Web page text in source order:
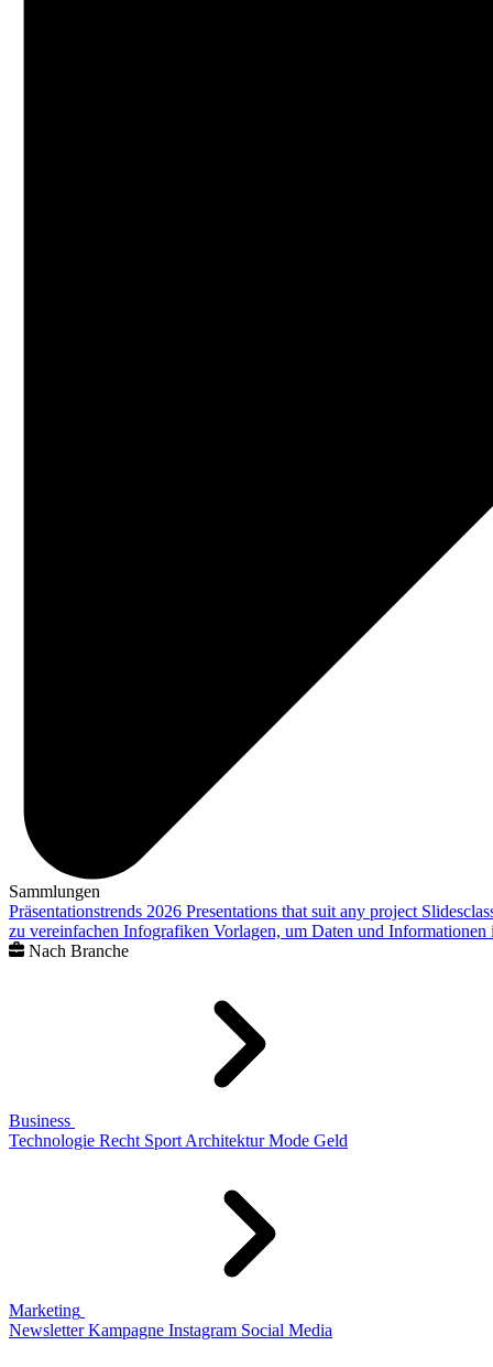
Sammlungen
Präsentationstrends 2026 Presentations that suit any project
zu vereinfachen Infografiken Vorlagen, um Daten und
Nach Branche
Business
Technologie Recht Sport Architektur Mode Geld
Marketing
Newsletter Kampagne Instagram Social Media